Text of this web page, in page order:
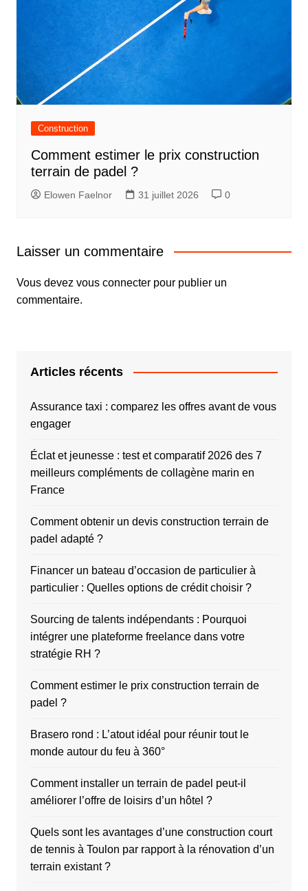
Construction
Comment estimer le prix construction
terrain de padel ?
Elowen Faelnor 31 juillet 2026 0
Laisser un commentaire
Vous devez vous connecterpour publier un
commentaire.
Articles récents
Assurance taxi : comparez les offres avant de vous
engager
Éclat et jeunesse : test et comparatif 2026 des 7
meilleurs compléments de collagène marin en
France
Comment obtenir un devis construction terrain de
padel adapté ?
Financer un bateau d’occasion de particulier à
particulier : Quelles options de crédit choisir ?
Sourcing de talents indépendants : Pourquoi
intégrer une plateforme freelance dans votre
stratégie RH ?
Comment estimer le prix construction terrain de
padel ?
Brasero rond : L’atout idéal pour réunir tout le
monde autour du feu à 360°
Comment installer un terrain de padel peut-il
améliorer l’offre de loisirs d’un hôtel ?
Quels sont les avantages d’une construction court
de tennis à Toulon par rapport à la rénovation d’un
terrain existant ?